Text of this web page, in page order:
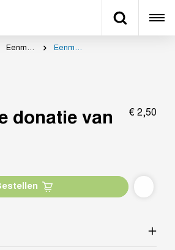
Eenmalig doneren Eenmalige donatie van 2,50 euro
donatie van
€ 2,50